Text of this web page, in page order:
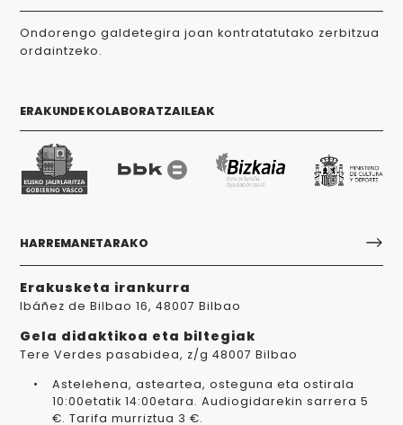
Ondorengo galdetegira joan kontratatutako zerbitzua
ordaintzeko.
ERAKUNDE KOLABORATZAILEAK
HARREMANETARAKO
Erakusketa irankurra
Ibáñez de Bilbao 16, 48007 Bilbao
Gela didaktikoa eta biltegiak
Tere Verdes pasabidea, z/g 48007 Bilbao
Astelehena, asteartea, osteguna eta ostirala
10:00etatik 14:00etara. Audiogidarekin sarrera 5
€. Tarifa murriztua 3 €.